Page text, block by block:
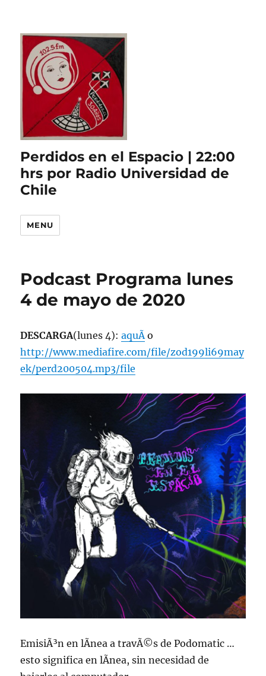
Perdidos en el Espacio | 22:00
hrs por Radio Universidad de
Chile
MENU
Podcast Programa lunes
4 de mayo de 2020
DESCARGA(lunes 4):aquÃ­o
http://www.mediafire.com/file/zod199li69may
ek/perd200504.mp3/file
EmisiÃ³n en lÃ­nea a travÃ©s de Podomatic …
esto significa en lÃ­nea, sin necesidad de